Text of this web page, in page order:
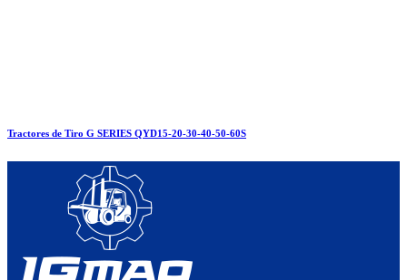
Tractores de Tiro G SERIES QYD15-20-30-40-50-60S